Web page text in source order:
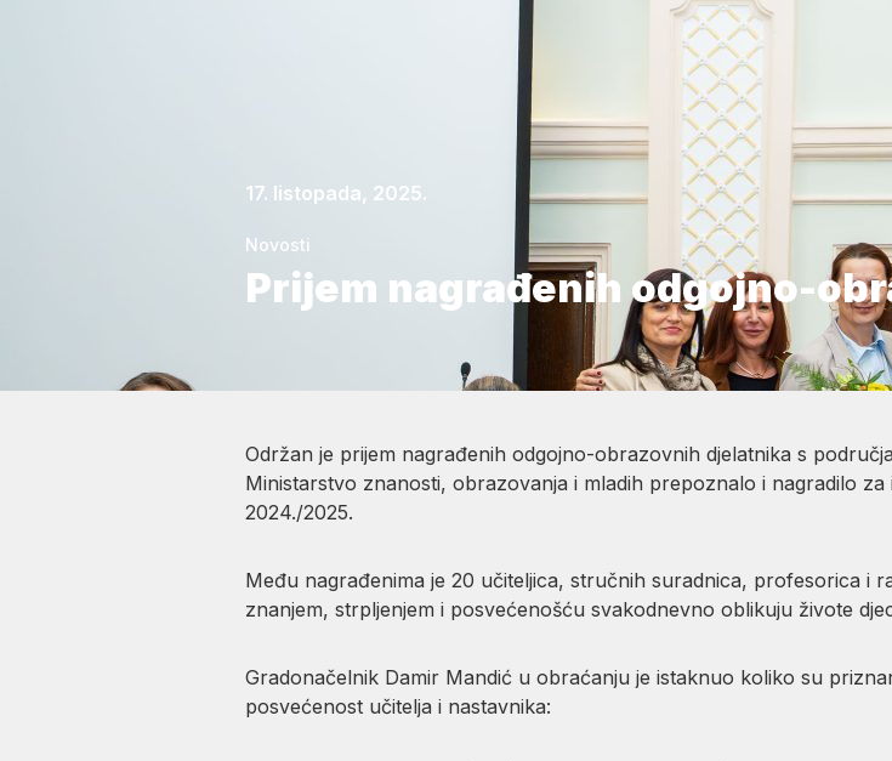
17. listopada, 2025.
Novosti
Prijem nagrađenih odgojno-
Održan je prijem nagrađenih odgojno-obrazovnih djelatnika s
Ministarstvo znanosti, obrazovanja i mladih prepoznalo i nagradilo
2024./2025.
Među nagrađenima je 20 učiteljica, stručnih suradnica, profesorica i
znanjem, strpljenjem i posvećenošću svakodnevno oblikuju živote
Gradonačelnik Damir Mandić u obraćanju je istaknuo koliko su
posvećenost učitelja i nastavnika: